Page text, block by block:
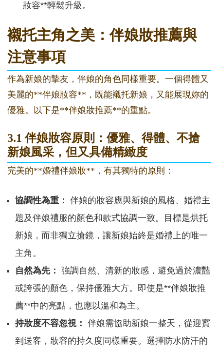
妝容**輕鬆升級。
襯托主角之美：伴娘妝推薦與
注意事項
作為新娘的摯友，伴娘的角色同樣重要。一個得體又
美麗的**伴娘妝容**，既能襯托新娘，又能展現妳的
優雅。以下是**伴娘妝推薦**的重點。
3.1 伴娘妝容原則：優雅、得體、不搶
新娘風采，但又具備精緻度
完美的**婚禮伴娘妝**，有其獨特的原則：
協調性為重： 伴娘的妝容應與新娘的風格、婚禮主
題及伴娘禮服的顏色和款式協調一致。目標是烘托
新娘，而非獨立搶鏡，讓新娘始終是婚禮上的唯一
主角。
自然為先： 強調自然、清新的妝感，避免過於濃豔
或誇張的顏色，保持優雅大方。即使是**伴娘妝推
薦**中的亮點，也應以溫和為主。
持妝度不容忽視： 伴娘需協助新娘一整天，從迎賓
到送客，妝容的持久度同樣重要。選擇防水防汗的